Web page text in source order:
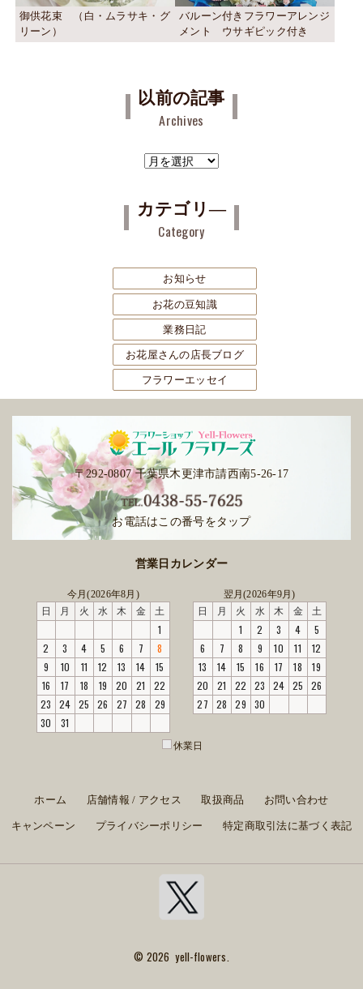
御供花束 （白・ムラサキ・グ
リーン）
バルーン付きフラワーアレンジ
メント ウサギピック付き
以前の記事
Archives
ア
イ
カテゴリ―
Category
お知らせ
お花の豆知識
業務日記
お花屋さんの店長ブログ
フラワーエッセイ
〒292-0807 千葉県木更津市請西南5-26-17
お電話はこの番号をタップ
営業日カレンダー
今月(2026年8月)
日
月 火 水 木 金 土
1
2
3 4 5 6 7
8
9
10 11 12 13 14
15
16
17 18 19 20 21
22
23
24 25 26 27 28
29
30
31
翌月(2026年9月)
日
月 火 水 木 金 土
1 2 3 4
5
6
7 8 9 10 11
12
13
14 15 16 17 18
19
20
21 22 23 24 25
26
27
28 29 30
休業日
ホーム 店舗情報 / アクセス 取扱商品 お問い合わせ
キャンペーン プライバシーポリシー 特定商取引法に基づく表記
© 2026 yell-flowers.